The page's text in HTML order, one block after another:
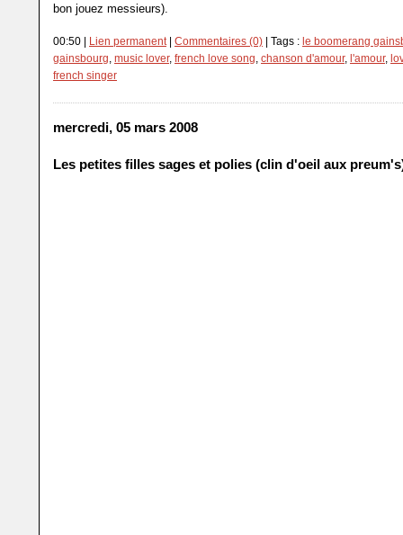
bon jouez messieurs).
00:50 | Lien permanent| Commentaires (0) | Tags : le boomerang
gainsbourg, music lover, french love song, chanson d'amour, l'amour,
french singer
mercredi, 05 mars 2008
Les petites filles sages et polies (clin d'oeil aux